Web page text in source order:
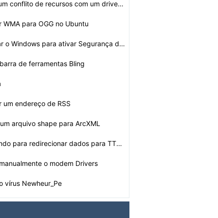
Como resolver um conflito de recursos com um driver de …
para OGG no Ubuntu
Como configurar o Windows para ativar Segurança da Con…
de ferramentas Bling
um endereço de RSS
arquivo shape para ArcXML
Como: O Comando para redirecionar dados para TTY no AIX…
o modem Drivers
vírus Newheur_Pe